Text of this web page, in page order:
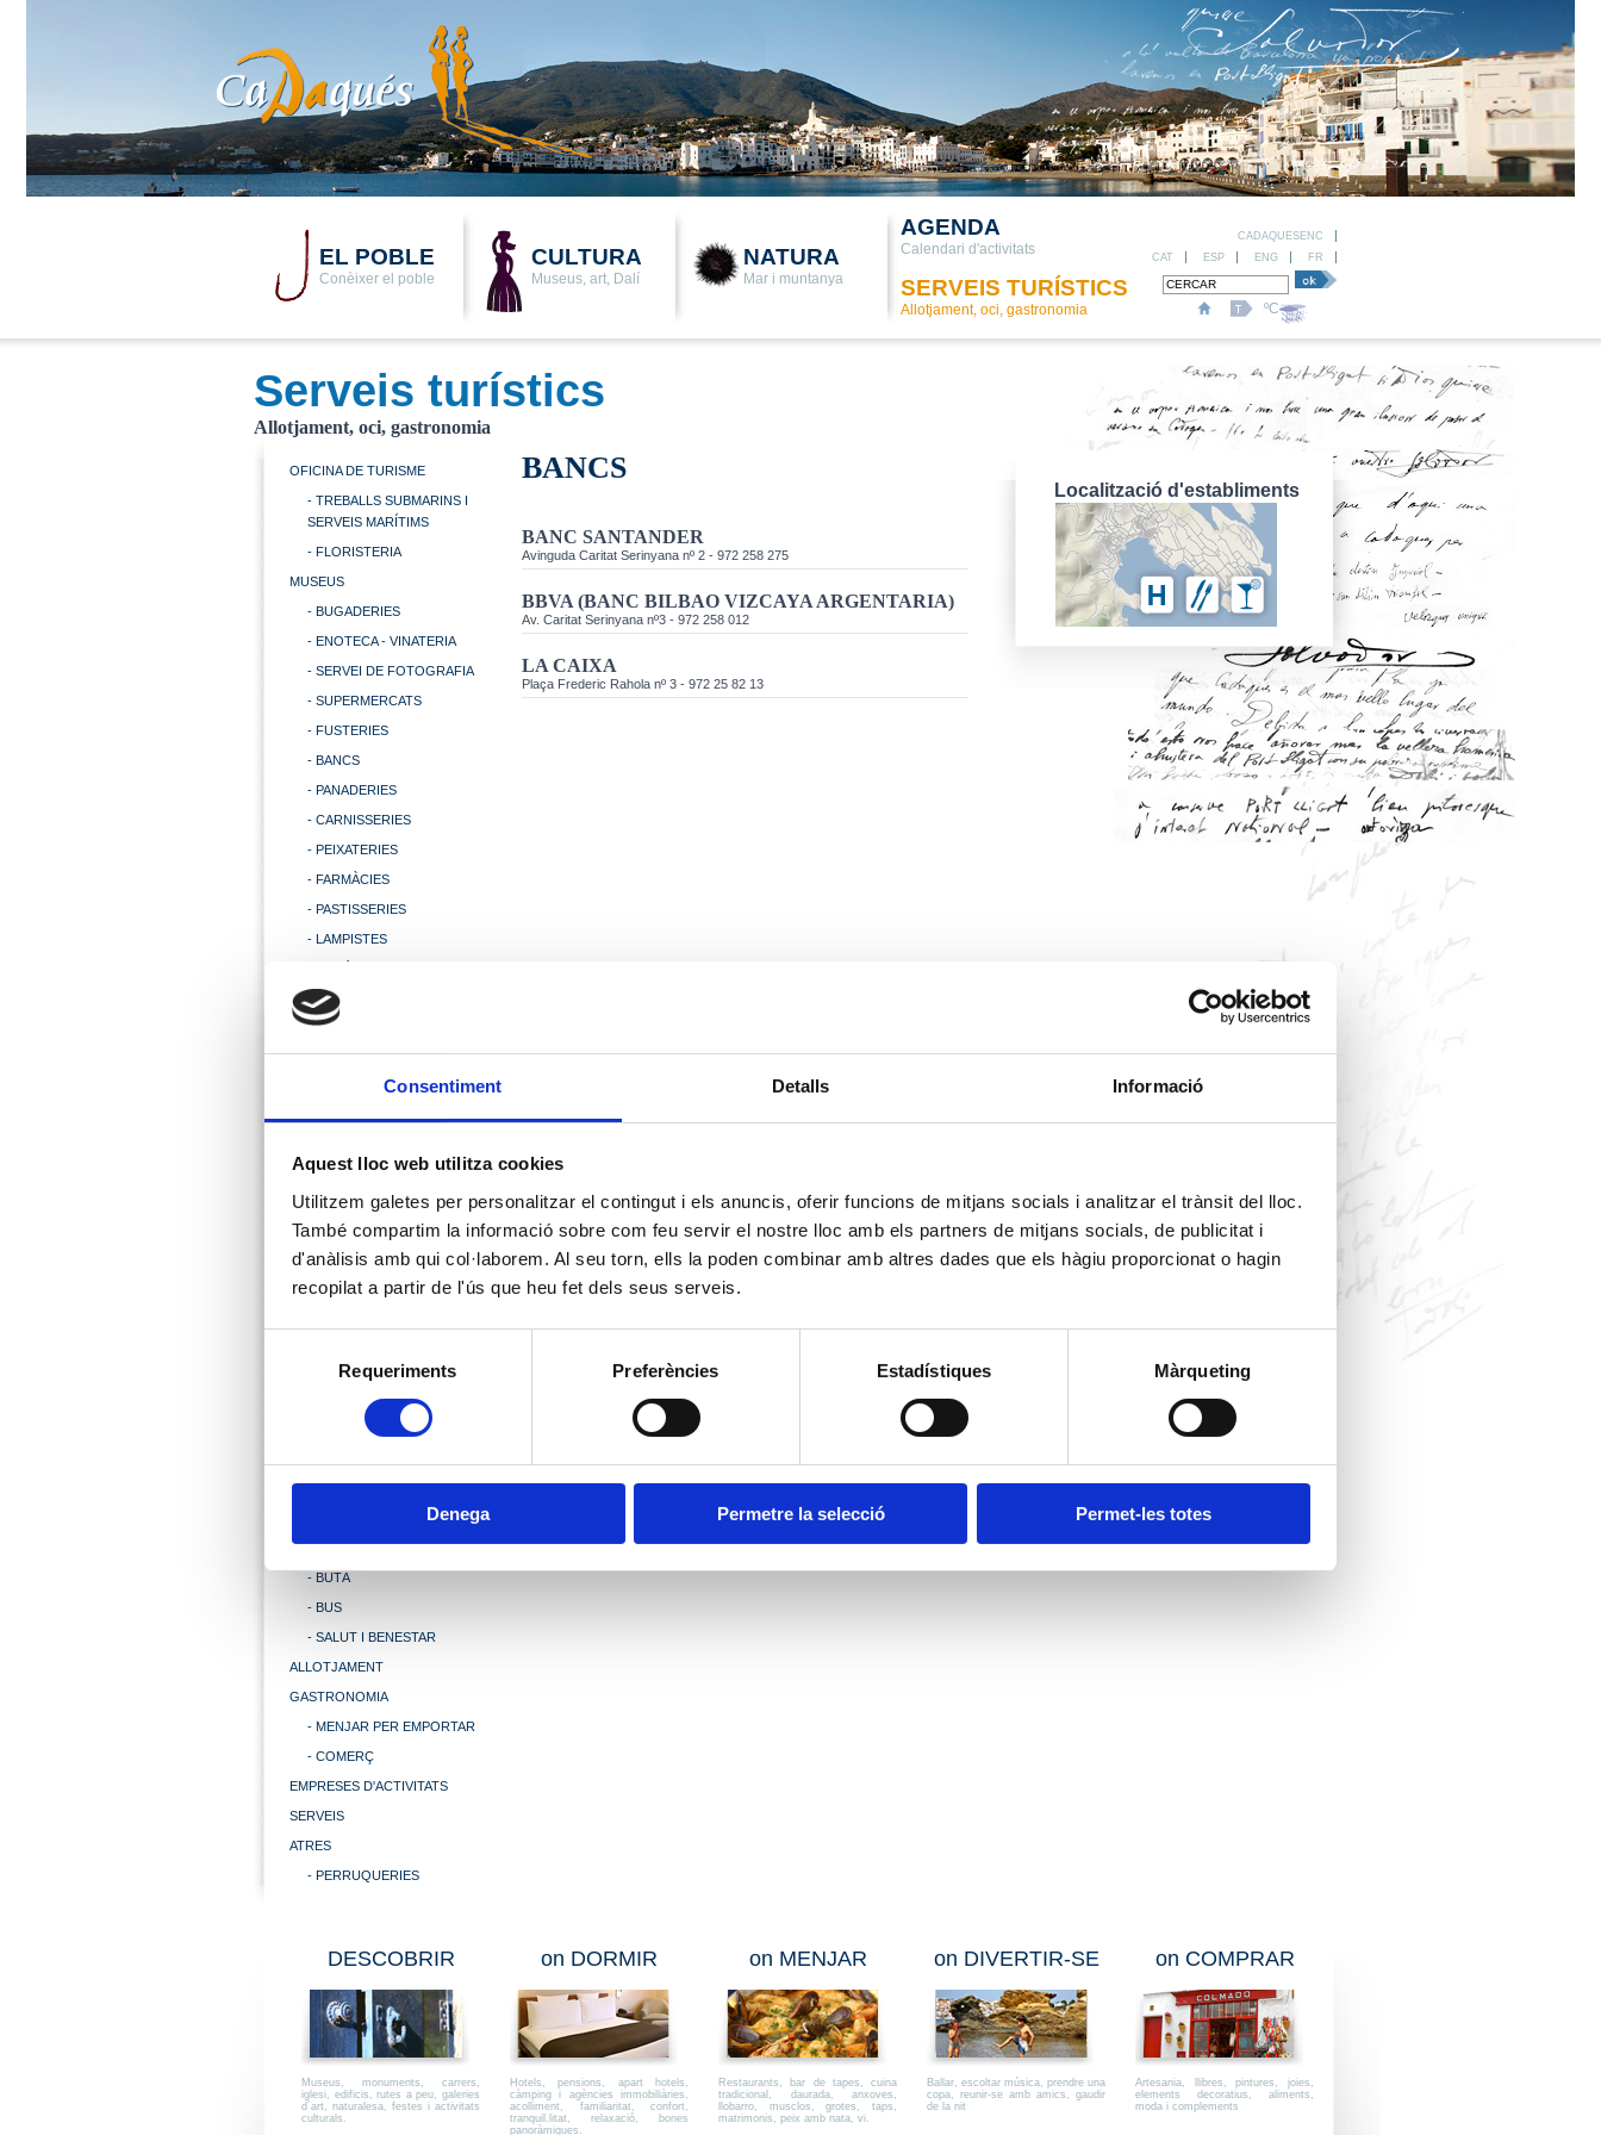
Consentiment Detalls Informació
Aquest lloc web utilitza cookies
Utilitzem galetes per personalitzar el contingut i els anuncis, oferir funcions de mitjans socials i analitzar el trànsit del lloc.
També compartim la informació sobre com feu servir el nostre lloc amb els partners de mitjans socials, de publicitat i
d'anàlisis amb qui col·laborem. Al seu torn, ells la poden combinar amb altres dades que els hàgiu proporcionat o hagin
recopilat a partir de l'ús que heu fet dels seus serveis.
consentiment
Requeriments Preferències Estadístiques Màrqueting
Denega Permetre la selecció Permet-les totes
EL POBLE
Conèixer el poble
CULTURA
Museus, art, Dalí
NATURA
Mar i muntanya
AGENDA
Calendari d'activitats
SERVEIS TURÍSTICS
Allotjament, oci, gastronomia
CADAQUESENC
CAT
ESP ENG FR
ºC
Serveis turístics
Allotjament, oci, gastronomia
OFICINA DE TURISME
- TREBALLS SUBMARINS I
SERVEIS MARÍTIMS
- FLORISTERIA
MUSEUS
- BUGADERIES
- ENOTECA - VINATERIA
- SERVEI DE FOTOGRAFIA
- SUPERMERCATS
- FUSTERIES
- BANCS
- PANADERIES
- CARNISSERIES
- PEIXATERIES
- FARMÀCIES
- PASTISSERIES
- LAMPISTES
- PINTORS
- TAXIS
- ASSESSORIES
- BENZINERES
- LOCUTORIS
- TRANSPORTS
- VETERINARIS
- CARBÒNIQUES -
DISTRIBUCIÓ BEGUDES
- ARQUITECTES
- FRUITERIA
- GELATERIES
- MOTONÀUTIQUES -
- APARCAMENTS
- DRASSANES
- BUTÀ
- BUS
- SALUT I BENESTAR
ALLOTJAMENT
GASTRONOMIA
- MENJAR PER EMPORTAR
- COMERÇ
EMPRESES D'ACTIVITATS
SERVEIS
ATRES
- PERRUQUERIES
BANCS
BANC SANTANDER
Avinguda Caritat Serinyana nº 2 - 972 258 275
BBVA (BANC BILBAO VIZCAYA ARGENTARIA)
Av. Caritat Serinyana nº3 - 972 258 012
LA CAIXA
Plaça Frederic Rahola nº 3 - 972 25 82 13
Localització d'establiments
DESCOBRIR
Museus, monuments, carrers,
iglesi, edificis, rutes a peu, galeries
d´art, naturalesa, festes i activitats
culturals.
on DORMIR
Hotels, pensions, apart hotels,
càmping i agències immobiliàries,
acolliment, familiaritat, confort,
tranquil.litat, relaxació, bones
panoràmiques.
on MENJAR
Restaurants, bar de tapes, cuina
tradicional, daurada, anxoves,
llobarro, musclos, grotes, taps,
matrimonis, peix amb nata, vi.
on DIVERTIR-SE
Ballar, escoltar música, prendre una
copa, reunir-se amb amics, gaudir
de la nit
on COMPRAR
Artesania, llibres, pintures, joies,
elements decoratius, aliments,
moda i complements